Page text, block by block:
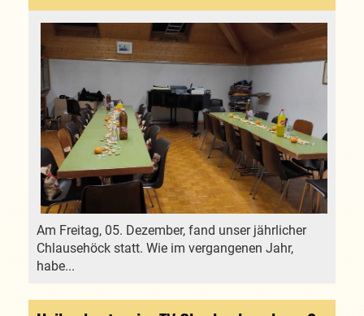
Am Freitag, 05. Dezember, fand unser jährlicher
Chlausehöck statt. Wie im vergangenen Jahr,
habe...